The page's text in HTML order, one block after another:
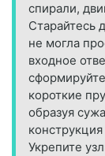
спирали,
Старайтесь
не могла
входное
короткие
образуя
Укрепите